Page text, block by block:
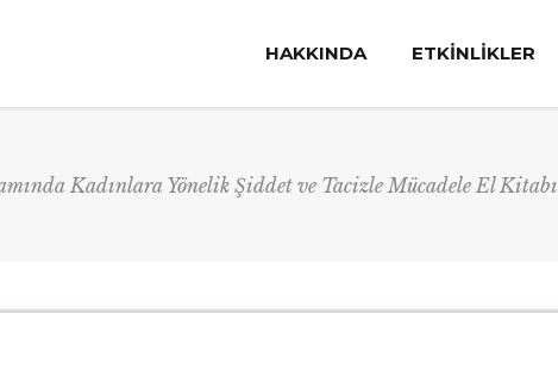
HAKKINDA ETKİNLİKLER
Kadınlara Yönelik Şiddet ve Tacizle Mücadele El Kitabı